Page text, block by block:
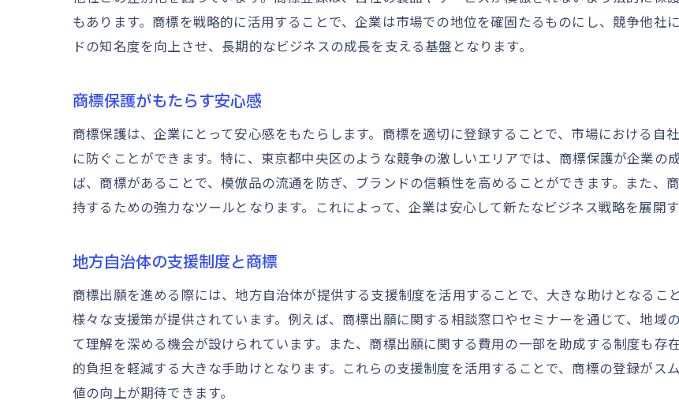
専門家のアドバイスを受ける利点
商標の権利を効率的に守るために知っておくべき法律知
商標ライセンス契約の重要性
国際商標出願の考慮点
法改正の最新情報とその影響
地方自治体提出時の注意点
審査基準の理解と対応
商標登録後の管理方法
出願書類の自己チェックポイント
もあります。商標を戦略的に活用することで、企業は市場での地位を確固たるものにし、競争他社
ドの知名度を向上させ、長期的なビジネスの成長を支える基盤となります。
商標保護がもたらす安心感
商標保護は、企業にとって安心感をもたらします。商標を適切に登録することで、市場における自
に防ぐことができます。特に、東京都中央区のような競争の激しいエリアでは、商標保護が企業の
ば、商標があることで、模倣品の流通を防ぎ、ブランドの信頼性を高めることができます。また、
持するための強力なツールとなります。これによって、企業は安心して新たなビジネス戦略を展開
地方自治体の支援制度と商標
商標出願を進める際には、地方自治体が提供する支援制度を活用することで、大きな助けとなるこ
様々な支援策が提供されています。例えば、商標出願に関する相談窓口やセミナーを通じて、地域
て理解を深める機会が設けられています。また、商標出願に関する費用の一部を助成する制度も存
的負担を軽減する大きな手助けとなります。これらの支援制度を活用することで、商標の登録がス
値の向上が期待できます。